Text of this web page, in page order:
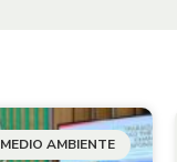
MEDIO AMBIENTE